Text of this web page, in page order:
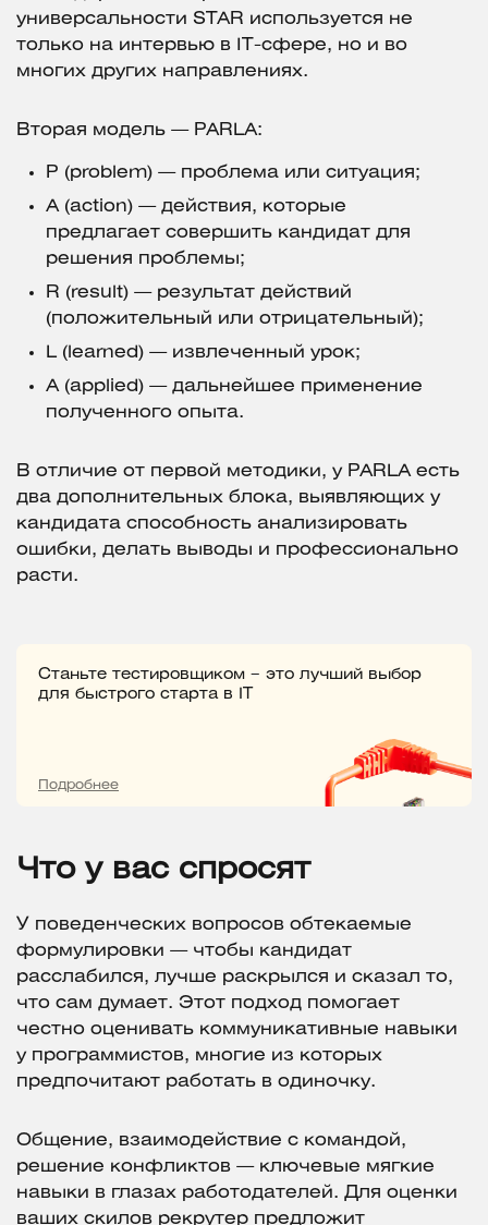
универсальности STAR используется не
только на интервью в IT-сфере, но и во
многих других направлениях.
Вторая модель — PARLA:
P (problem) — проблема или ситуация;
A (action) — действия, которые
предлагает совершить кандидат для
решения проблемы;
R (result) — результат действий
(положительный или отрицательный);
L (learned) — извлеченный урок;
A (applied) — дальнейшее применение
полученного опыта.
В отличие от первой методики, у PARLA есть
два дополнительных блока, выявляющих у
кандидата способность анализировать
ошибки, делать выводы и профессионально
расти.
Станьте тестировщиком – это лучший выбор
для быстрого старта в IT
Подробнее
Что у вас спросят
У поведенческих вопросов обтекаемые
формулировки — чтобы кандидат
расслабился, лучше раскрылся и сказал то,
что сам думает. Этот подход помогает
честно оценивать коммуникативные навыки
у программистов, многие из которых
предпочитают работать в одиночку.
Общение, взаимодействие с командой,
решение конфликтов — ключевые мягкие
навыки в глазах работодателей. Для оценки
ваших скилов рекрутер предложит